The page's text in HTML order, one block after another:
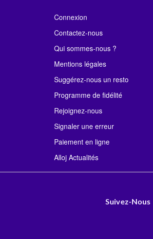
Connexion
Contactez-nous
Qui sommes-nous ?
Mentions légales
Suggérez-nous un resto
Programme de fidélité
Rejoignez-nous
Signaler une erreur
Paiement en ligne
Alloj Actualités
Suivez-Nous